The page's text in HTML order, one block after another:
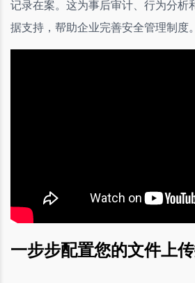
记录在案。这为事后审计、行为分析
据支持，帮助企业完善安全管理制度。
一步步配置您的文件上